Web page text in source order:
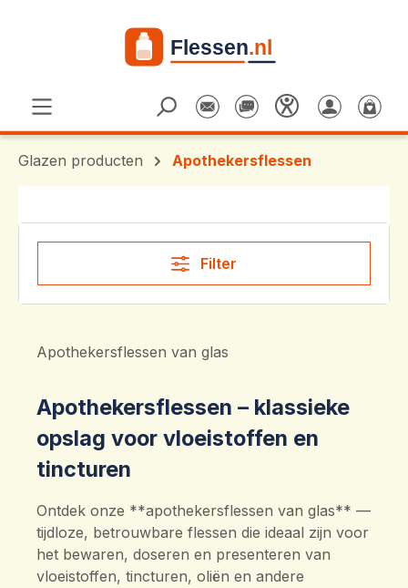
Glazen producten Apothekersflessen
Filter
Apothekersflessen van glas
Apothekersflessen – klassieke
opslag voor vloeistoffen en
tincturen
Ontdek onze **apothekersflessen van glas** —
tijdloze, betrouwbare flessen die ideaal zijn voor
het bewaren, doseren en presenteren van
vloeistoffen, tincturen, oliën en andere